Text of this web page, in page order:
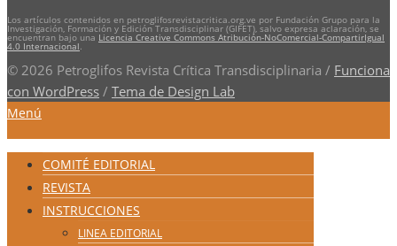
Los artículos contenidos en petroglifosrevistacritica.org.ve por Fundación Grupo para la
Investigación, Formación y Edición Transdisciplinar (GIFET), salvo expresa aclaración, se
encuentran bajo una Licencia Creative Commons Atribución-NoComercial-CompartirIgual
4.0 Internacional
© 2026 Petroglifos Revista Crítica Transdisciplinaria / Funciona
con WordPress / Tema de Design Lab
Menú
COMITÉ EDITORIAL
REVISTA
INSTRUCCIONES
LINEA EDITORIAL